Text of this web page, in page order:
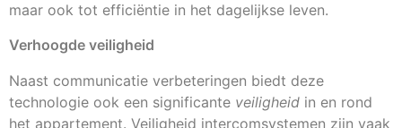
maar ook tot efficiëntie in het dagelijkse leven.
Verhoogde veiligheid
Naast communicatie verbeteringen biedt deze
technologie ook een significante veiligheid in en rond
het appartement. Veiligheid intercomsystemen zijn vaak